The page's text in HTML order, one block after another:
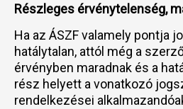
Részleges érvénytelenség,
Ha az ÁSZF valamely pontja
hatálytalan, attól még a
érvényben maradnak és a
rész helyett a vonatkozó
rendelkezései